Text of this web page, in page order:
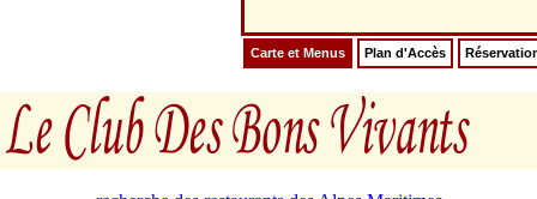
Carte et Menus Plan d'Accès